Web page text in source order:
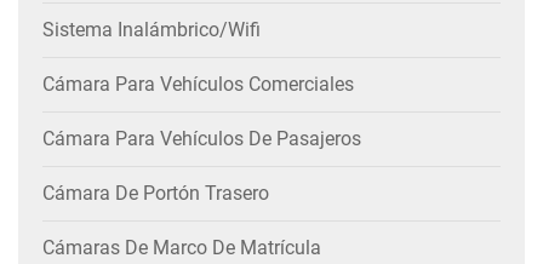
Sistema Inalámbrico/wifi
Cámara Para Vehículos Comerciales
Cámara Para Vehículos De Pasajeros
Cámara De Portón Trasero
Cámaras De Marco De Matrícula